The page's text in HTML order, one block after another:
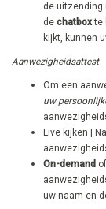
de uitzending
de chatboxte
kijkt, kunnen
Aanwezigheidsattest
Om een
uw
Live kijken |
On-demand
uw naam en